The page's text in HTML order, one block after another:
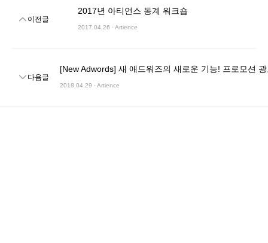
이전글
2017년 아티언스 동계 워크숍
2017.04.26 · Artience
다음글
[New Adwords] 새 애드워즈의 새로운 기능! 프로모션
2018.04.29 · Artience